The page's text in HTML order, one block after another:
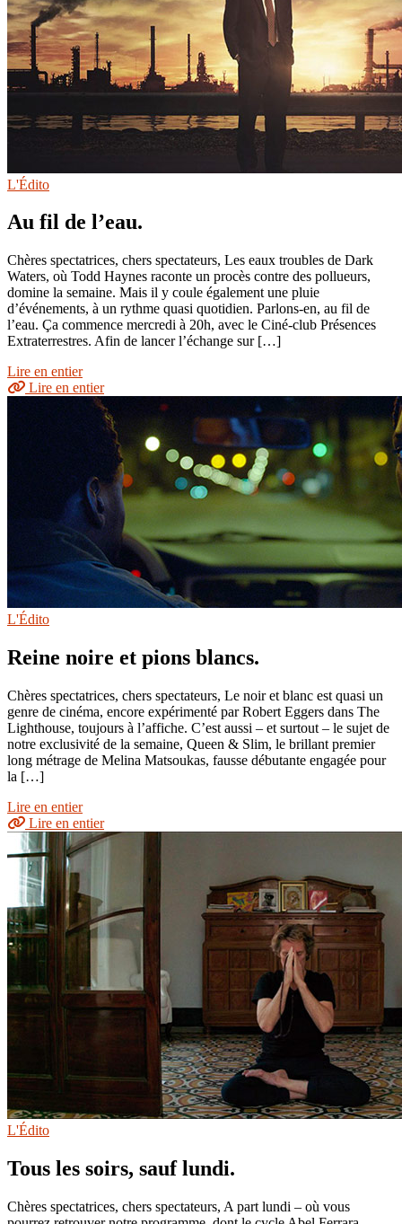
L'Édito
Au fil de l’eau.
Chères spectatrices, chers spectateurs, Les eaux troubles de Dark
Waters, où Todd Haynes raconte un procès contre des pollueurs,
domine la semaine. Mais il y coule également une pluie
d’événements, à un rythme quasi quotidien. Parlons-en, au fil de
l’eau. Ça commence mercredi à 20h, avec le Ciné-club Présences
Extraterrestres. Afin de lancer l’échange sur […]
Lire en entier
Lire en entier
L'Édito
Reine noire et pions blancs.
Chères spectatrices, chers spectateurs, Le noir et blanc est quasi un
genre de cinéma, encore expérimenté par Robert Eggers dans The
Lighthouse, toujours à l’affiche. C’est aussi – et surtout – le sujet de
notre exclusivité de la semaine, Queen & Slim, le brillant premier
long métrage de Melina Matsoukas, fausse débutante engagée pour
la […]
Lire en entier
Lire en entier
L'Édito
Tous les soirs, sauf lundi.
Chères spectatrices, chers spectateurs, A part lundi – où vous